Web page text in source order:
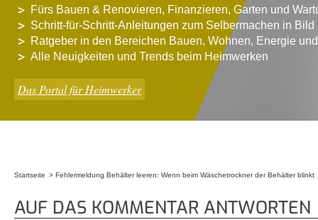
Fürs Bauen & Renovieren, Finanzieren, Garten und
Schritt-für-Schritt-Anleitungen zum Selbermachen in Bild
Ratgeber in den Bereichen Bauen, Wohnen, Energie
Alle Neuigkeiten und Trends beim Heimwerken
Das Portal für Heimwerker
Startseite Fehlermeldung Behälter leeren: Wenn beim Wäschetrockner der Behälter blinkt
AUF DAS KOMMENTAR ANTWORTEN